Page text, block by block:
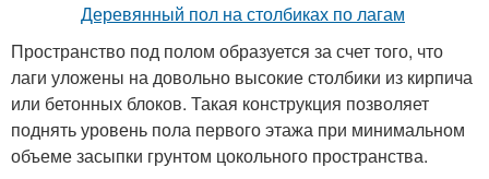
Пространство под полом образуется за счет того, что
лаги уложены на довольно высокие столбики из кирпича
или бетонных блоков. Такая конструкция позволяет
поднять уровень пола первого этажа при минимальном
объеме засыпки грунтом цокольного пространства.